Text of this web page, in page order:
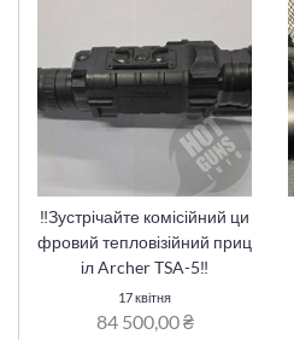
‼️Зустрічайте комісійний ци
фровий тепловізійний приц
іл Archer TSA-5‼️
17 квітня
84 500,00 ₴